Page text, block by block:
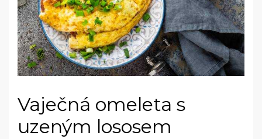
Vaječná omeleta s
uzeným lososem